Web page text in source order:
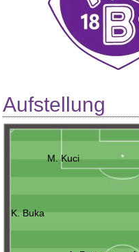
Aufstellung
M. Kuci
K. Buka